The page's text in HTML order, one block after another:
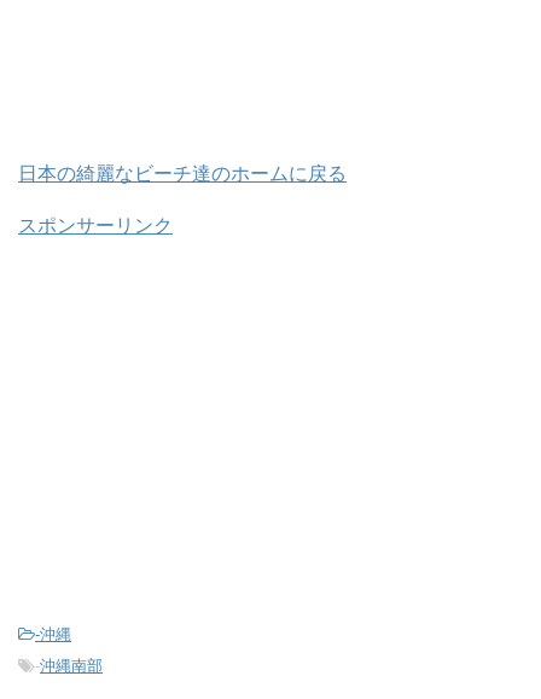
日本の綺麗なビーチ達のホームに戻る
スポンサーリンク
-沖縄
-沖縄南部